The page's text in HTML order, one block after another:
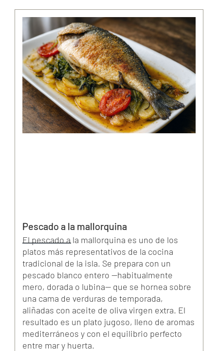
Pescado a la mallorquina
El pescado a la mallorquina es uno de los
platos más representativos de la cocina
tradicional de la isla. Se prepara con un
pescado blanco entero —habitualmente
mero, dorada o lubina— que se hornea sobre
una cama de verduras de temporada,
aliñadas con aceite de oliva virgen extra. El
resultado es un plato jugoso, lleno de aromas
mediterráneos y con el equilibrio perfecto
entre mar y huerta.